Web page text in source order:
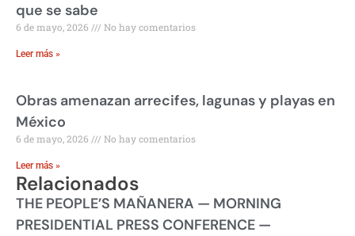
que se sabe
6 de mayo, 2026 No hay comentarios
Leer más »
Obras amenazan arrecifes, lagunas y playas en
México
6 de mayo, 2026 No hay comentarios
Leer más »
Relacionados
THE PEOPLE’S MAÑANERA — MORNING
PRESIDENTIAL PRESS CONFERENCE —